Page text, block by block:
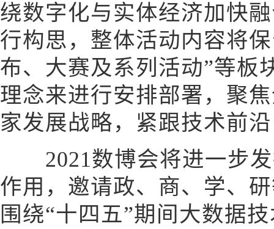
绕数字化与实体经济加快
行构思，整体活动内容将
布、大赛及系列活动”等板
理念来进行安排部署，聚
家发展战略，紧跟技术前
2021数博会将进一步发
作用，邀请政、商、学、
围绕“十四五”期间大数据